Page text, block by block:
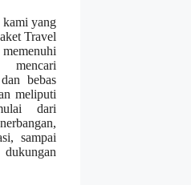
kami yang
Travel
bebas
meliputi
dari
sampai